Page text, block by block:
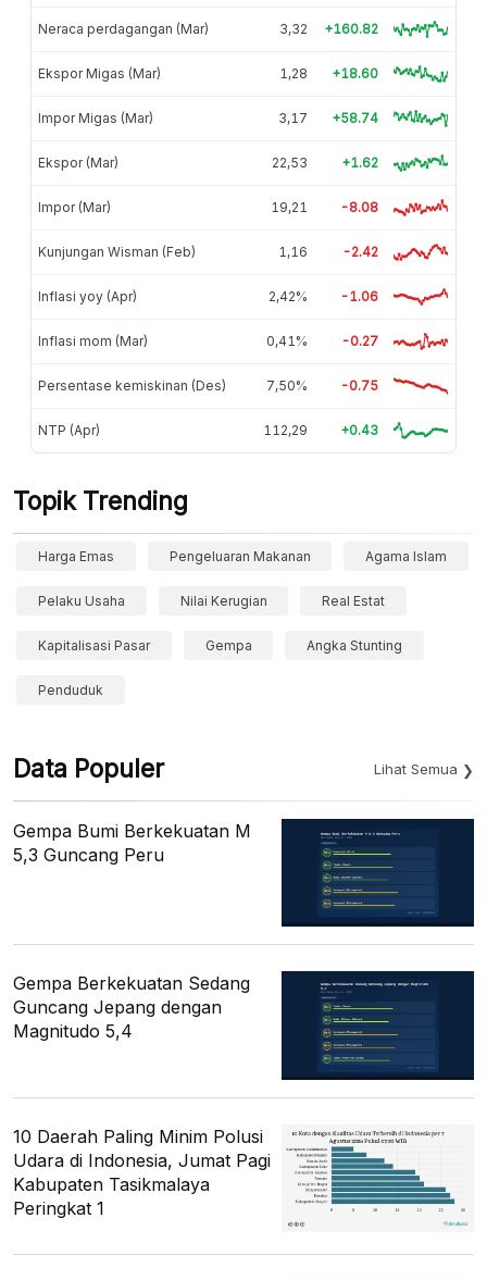
Neraca perdagangan (Mar) 3,32 +160.82
Ekspor Migas (Mar) 1,28 +18.60
Impor Migas (Mar) 3,17 +58.74
Ekspor (Mar) 22,53 +1.62
Impor (Mar) 19,21 -8.08
Kunjungan Wisman (Feb) 1,16 -2.42
Inflasi yoy (Apr) 2,42% -1.06
Inflasi mom (Mar) 0,41% -0.27
Persentase kemiskinan (Des) 7,50% -0.75
NTP (Apr) 112,29 +0.43
Topik Trending
Harga Emas Pengeluaran Makanan Agama Islam
Pelaku Usaha Nilai Kerugian Real Estat
Kapitalisasi Pasar Gempa Angka Stunting
Penduduk
Data Populer Lihat Semua
Gempa Bumi Berkekuatan M
5,3 Guncang Peru
Gempa Berkekuatan Sedang
Guncang Jepang dengan
Magnitudo 5,4
10 Daerah Paling Minim Polusi
Udara di Indonesia, Jumat Pagi
Kabupaten Tasikmalaya
Peringkat 1